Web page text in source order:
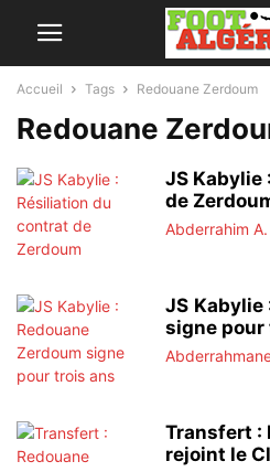
Accueil Tags Redouane Zerdoum
Redouane
JS Kabylie
de
Abderrahim A.
JS Kabylie
signe pour
Transfert :
rejoint le